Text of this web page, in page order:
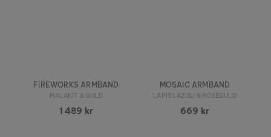
FIREWORKS ARMBAND
MALAKIT & GULD
1 489 kr
MOSAIC ARMBAND
LAPIS LAZULI & ROSÉGULD
669 kr